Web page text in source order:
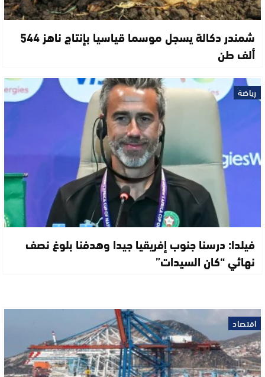
شمندر دكالة يسجل موسما قياسيا بإنتاج ناهز 544
ألف طن
رياضة
فيلدا: درسنا جنوب إفريقيا جيدا وهدفنا بلوغ نصف
نهائي “كان السيدات”
اقتصاد